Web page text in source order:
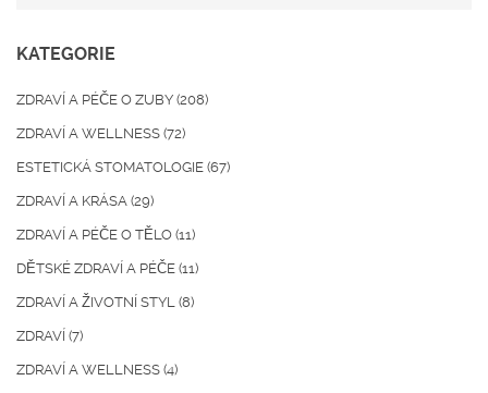
KATEGORIE
ZDRAVÍ A PÉČE O ZUBY (208)
ZDRAVÍ A WELLNESS (72)
ESTETICKÁ STOMATOLOGIE (67)
ZDRAVÍ A KRÁSA (29)
ZDRAVÍ A PÉČE O TĚLO (11)
DĚTSKÉ ZDRAVÍ A PÉČE (11)
ZDRAVÍ A ŽIVOTNÍ STYL (8)
ZDRAVÍ (7)
ZDRAVÍ A WELLNESS (4)